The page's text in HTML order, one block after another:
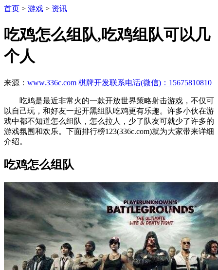
首页 > 游戏 > 资讯
吃鸡怎么组队,吃鸡组队可以几
个人
来源： www.336c.com 棋牌开发联系电话(微信)：15675810810
吃鸡是最近非常火的一款开放世界策略射击游戏 ，不仅可
以自己玩，和好友一起开黑组队吃鸡更有乐趣。许多小伙在游
戏中都不知道怎么组队，怎么拉人，少了队友可就少了许多的
游戏氛围和欢乐。下面排行榜123(336c.com)就为大家带来详细
介绍。
吃鸡怎么组队